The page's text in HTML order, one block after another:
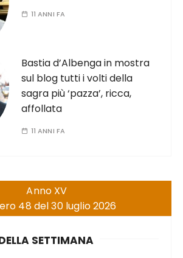
11 ANNI FA
Bastia d’Albenga in mostra
sul blog tutti i volti della
sagra più ‘pazza’, ricca,
affollata
11 ANNI FA
Anno XV
48 del 30 luglio 2026
SETTIMANA